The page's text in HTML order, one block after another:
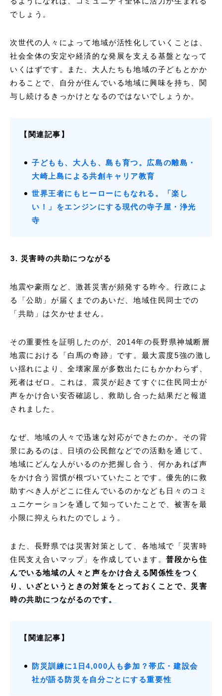
でしょう。
次世代の人々によって地域が活性化していくことは、
社会全体の安定や経済的な発展を支える基盤となって
いくはずです。また、大人たちも地域の子どもとかか
わることで、自分が住んでいる地域に興味を持ち、関
与し続けるきっかけとなるのではないでしょうか。
【関連記事】
子どもも、大人も、島も育つ。広島の離島・
大崎上島による共創キャリア教育
世界王者にもヒーローにもなれる。「楽し
い！」をエンジンにする現代の寺子屋・浄光
寺
3. 災害時の共助につながる
地震や豪雨など、激甚災害が頻発する昨今。行政によ
る「公助」が届くまでのあいだ、地域住民同士での
「共助」は欠かせません。
その重要性を証明したのが、2014年の長野県神城断層
地震における「白馬の奇跡」です。最大震度5強の激し
い揺れにより、全壊家屋が多数出たにもかかわらず、
死者はゼロ。これは、震災が起きてすぐに住民同士が
声をかけ合い安否確認し、救助し合った結果だと報道
されました。
なぜ、地域の人々で迅速な対応ができたのか。その背
景にあるのは、日頃の公民館などでの活動を通じて、
地域にどんな人がいるのか把握し合う、何かあれば声
をかけ合う習慣が根づいていたことです。優先的に救
助すべき人がどこに住んでいるのかなども日々のコミ
ュニケーションを通して知っていたことで、被害を最
小限に抑えられたのでしょう。
また、長野県では災害対策として、各地域で「災害時
住民支え合いマップ」を作成しています。普段から住
んでいる地域の人々と声をかけ合える関係性をつく
り、いざというときの対策をとっておくことで、災害
時の共助につながるのです。
【関連記事】
防災訓練に1日4,000人も参加？帯広・建設会
社が語る防災を自分ごとにする重要性